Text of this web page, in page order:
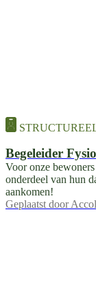
Begeleider
Voor onze
onderdeel van hun
aankomen!
Geplaatst door